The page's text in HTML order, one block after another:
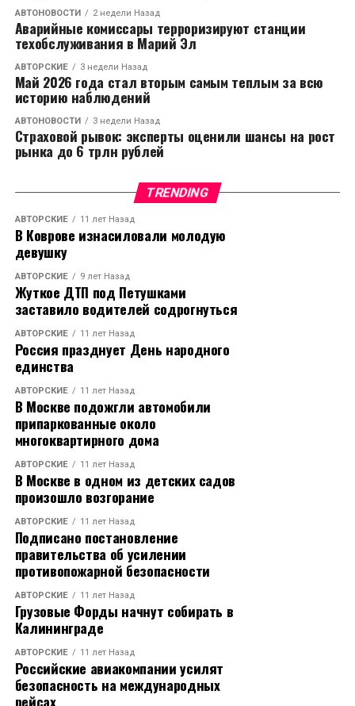
АВТОНОВОСТИ 2 недели Назад
Аварийные комиссары терроризируют станции
техобслуживания в Марий Эл
АВТОРСКИЕ 3 недели Назад
Май 2026 года стал вторым самым теплым за всю
историю наблюдений
АВТОНОВОСТИ 3 недели Назад
Страховой рывок: эксперты оценили шансы на рост
рынка до 6 трлн рублей
TRENDING
АВТОРСКИЕ 11 лет Назад
В Коврове изнасиловали молодую
девушку
АВТОРСКИЕ 9 лет Назад
Жуткое ДТП под Петушками
заставило водителей содрогнуться
АВТОРСКИЕ 11 лет Назад
Россия празднует День народного
единства
АВТОРСКИЕ 11 лет Назад
В Москве подожгли автомобили
припаркованные около
многоквартирного дома
АВТОРСКИЕ 11 лет Назад
В Москве в одном из детских садов
произошло возгорание
АВТОРСКИЕ 11 лет Назад
Подписано постановление
правительства об усилении
противопожарной безопасности
АВТОРСКИЕ 11 лет Назад
Грузовые Форды начнут собирать в
Калининграде
АВТОРСКИЕ 11 лет Назад
Российские авиакомпании усилят
безопасность на международных
рейсах